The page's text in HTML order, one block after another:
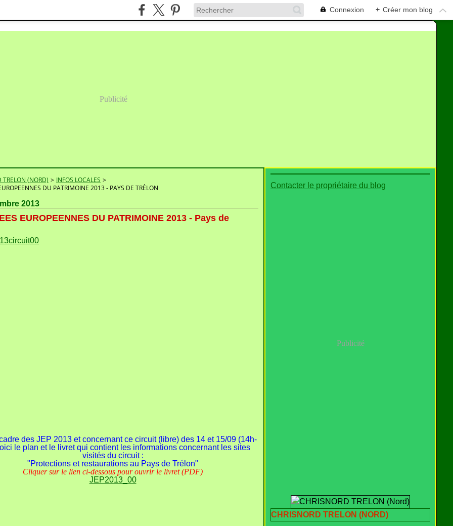
Connexion + Créer mon blog
Publicité
TRELON (NORD) > INFOS LOCALES >
DU PATRIMOINE 2013 - PAYS DE TRÉLON
2013
EUROPEENNES DU PATRIMOINE 2013 - Pays de
des JEP 2013 et concernant ce circuit (libre) des 14 et 15/09 (14h-
le plan et le livret qui contient les informations concernant les sites
visités du circuit :
"Protections et restaurations au Pays de Trélon"
Cliquer sur le lien ci-dessous pour ouvrir le livret (PDF)
JEP2013_00
Contacter le propriétaire du blog
Publicité
CHRISNORD TRELON (NORD)